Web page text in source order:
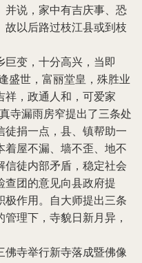
并说，家中有吉庆事、恐
故以后路过枝江县或到枝
巨变，十分高兴，当即
盛世，富丽堂皇，殊胜业
祥，政通人和，可爱家
寺漏雨房窄提出了三条处
徒捐一点，县、镇帮助一
着屋不漏、墙不歪、地不
信徒内部矛盾，稳定社会
查团的意见向县政府提
极作用。自大师提出三条
理下，寺貌日新月异，
佛寺举行新寺落成暨佛像